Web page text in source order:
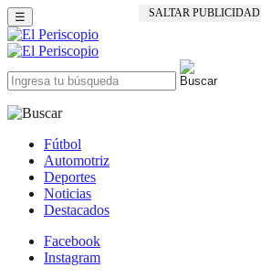
SALTAR PUBLICIDAD
☰
Fútbol
Automotriz
Deportes
Noticias
Destacados
Facebook
Instagram